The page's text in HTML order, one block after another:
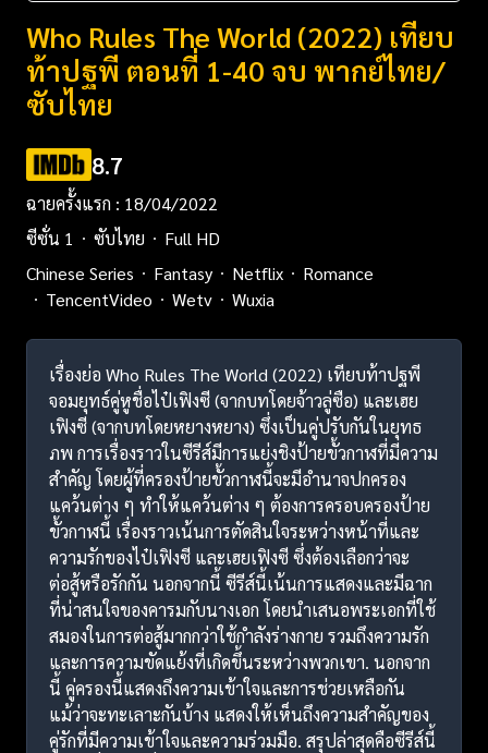
Who Rules The World (2022) เทียบ
ท้าปฐพี ตอนที่ 1-40 จบ พากย์ไทย/
ซับไทย
8.7
ฉายครั้งแรก : 18/04/2022
ซีซั่น 1
ซับไทย
Full HD
Chinese Series
Fantasy Netflix
Romance
TencentVideo
Wetv Wuxia
เรื่องย่อ Who Rules The World (2022) เทียบท้าปฐพี
จอมยุทธ์คู่หูชื่อไป๋เฟิงซี (จากบทโดยจ้าวลู่ซือ) และเฮย
เฟิงซี (จากบทโดยหยางหยาง) ซึ่งเป็นคู่ปรับกันในยุทธ
ภพ การเรื่องราวในซีรีส์มีการแย่งชิงป้ายขั้วกาฬที่มีความ
สำคัญ โดยผู้ที่ครองป้ายขั้วกาฬนี้จะมีอำนาจปกครอง
แคว้นต่าง ๆ ทำให้แคว้นต่าง ๆ ต้องการครอบครองป้าย
ขั้วกาฬนี้ เรื่องราวเน้นการตัดสินใจระหว่างหน้าที่และ
ความรักของไป๋เฟิงซี และเฮยเฟิงซี ซึ่งต้องเลือกว่าจะ
ต่อสู้หรือรักกัน นอกจากนี้ ซีรีส์นี้เน้นการแสดงและมีฉาก
ที่น่าสนใจของคารมกับนางเอก โดยนำเสนอพระเอกที่ใช้
สมองในการต่อสู้มากกว่าใช้กำลังร่างกาย รวมถึงความรัก
และการความขัดแย้งที่เกิดขึ้นระหว่างพวกเขา. นอกจาก
นี้ คู่ครองนี้แสดงถึงความเข้าใจและการช่วยเหลือกัน
แม้ว่าจะทะเลาะกันบ้าง แสดงให้เห็นถึงความสำคัญของ
คู่รักที่มีความเข้าใจและความร่วมมือ. สรุปล่าสุดคือซีรีส์นี้